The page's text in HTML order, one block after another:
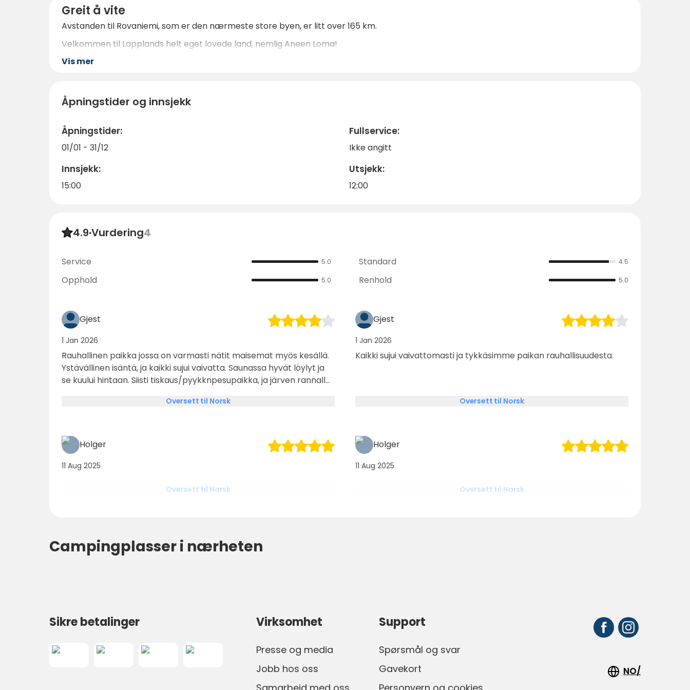
Greit å vite
Avstanden til Rovaniemi, som er den nærmeste store byen, er litt over 165 km.
Velkommen til Lapplands helt eget lovede land, nemlig Aneen Loma!
Vis mer
Åpningstider og innsjekk
Åpningstider:
01/01 - 31/12
Fullservice:
Ikke angitt
Innsjekk:
15:00
Utsjekk:
12:00
4.9·Vurdering4
Service 5.0 Standard 4.5
Opphold 5.0 Renhold 5.0
Gjest
1 Jan 2026
Rauhallinen paikka jossa on varmasti nätit maisemat myös kesällä.
Ystävällinen isäntä, ja kaikki sujui vaivatta. Saunassa hyvät löylyt ja
se kuului hintaan. Siisti tiskaus/pyykknpesupaikka, ja järven rannalla
Oversett til Norsk
Gjest
1 Jan 2026
Kaikki sujui vaivattomasti ja tykkäsimme paikan rauhallisuudesta.
Oversett til Norsk
Holger
11 Aug 2025
Oversett til Norsk
Holger
11 Aug 2025
Oversett til Norsk
Campingplasser i nærheten
Sikre betalinger Virksomhet
Presse og media
Jobb hos oss
Support
Spørsmål og svar
Gavekort
NO/